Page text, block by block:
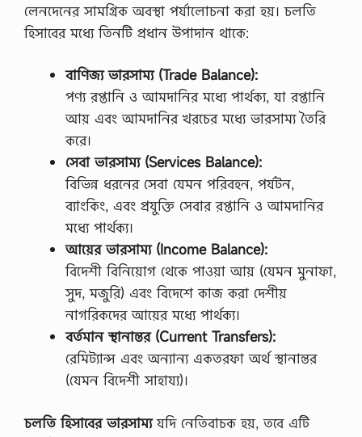
লেনদেনের সামগ্রিক অবস্থা পর্যালোচনা করা হয়। চলতি
হিসাবের মধ্যে তিনটি প্রধান উপাদান থাকে:
বাণিজ্য ভারসাম্য (Trade Balance):
পণ্য রপ্তানি ও আমদানির মধ্যে পার্থক্য, যা রপ্তানি
আয় এবং আমদানির খরচের মধ্যে ভারসাম্য তৈরি
করে।
সেবা ভারসাম্য (Services Balance):
বিভিন্ন ধরনের সেবা যেমন পরিবহন, পর্যটন,
ব্যাংকিং, এবং প্রযুক্তি সেবার রপ্তানি ও আমদানির
মধ্যে পার্থক্য।
আয়ের ভারসাম্য (Income Balance):
বিদেশী বিনিয়োগ থেকে পাওয়া আয় (যেমন মুনাফা,
সুদ, মজুরি) এবং বিদেশে কাজ করা দেশীয়
নাগরিকদের আয়ের মধ্যে পার্থক্য।
বর্তমান স্থানান্তর (Current Transfers):
রেমিট্যান্স এবং অন্যান্য একতরফা অর্থ স্থানান্তর
(যেমন বিদেশী সাহায্য)।
চলতি হিসাবের ভারসাম্যযদি নেতিবাচক হয়, তবে এটি